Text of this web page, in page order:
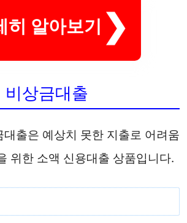
히 알아보기
비상금대출
출은 예상치 못한 지출로 어려움
위한 소액 신용대출 상품입니다.